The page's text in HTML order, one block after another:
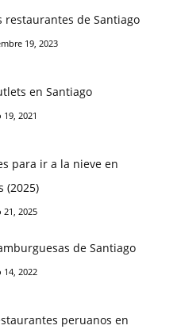
restaurantes de Santiago
19, 2023
en Santiago
2021
para ir a la nieve en
(2025)
2025
de Santiago
2022
peruanos en